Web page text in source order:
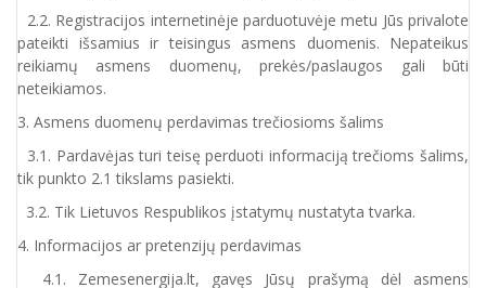
2.2. Registracijos internetinėje parduotuvėje metu Jūs privalote
pateikti išsamius ir teisingus asmens duomenis. Nepateikus
reikiamų asmens duomenų, prekės/paslaugos gali būti
neteikiamos.
3. Asmens duomenų perdavimas trečiosioms šalims
3.1. Pardavėjas turi teisę perduoti informaciją trečioms šalims,
tik punkto 2.1 tikslams pasiekti.
3.2. Tik Lietuvos Respublikos įstatymų nustatyta tvarka.
4. Informacijos ar pretenzijų perdavimas
4.1. Zemesenergija.lt, gavęs Jūsų prašymą dėl asmens